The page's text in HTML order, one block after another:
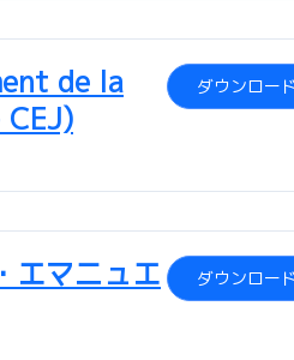
de la
ダウンロー
エマニュエ
ダウンロー